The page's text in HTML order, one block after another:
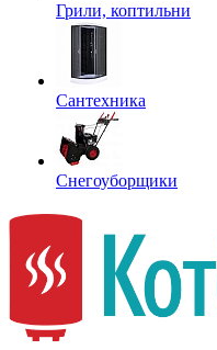
Грили, коптильни
Сантехника
Снегоуборщики